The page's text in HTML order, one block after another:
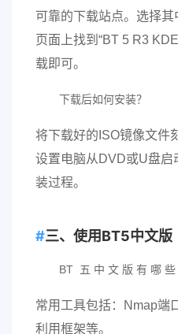
可靠的下载站点。选择
页面上找到“BT 5 R3
载即可。
下载后如何安装？
将下载好的ISO镜像文件
设置电脑从DVD或U盘启
装过程。
三、使用BT5中文版
BT 五 中 文 版 有 哪 些
常用工具包括：Nmap端
利用框架等。